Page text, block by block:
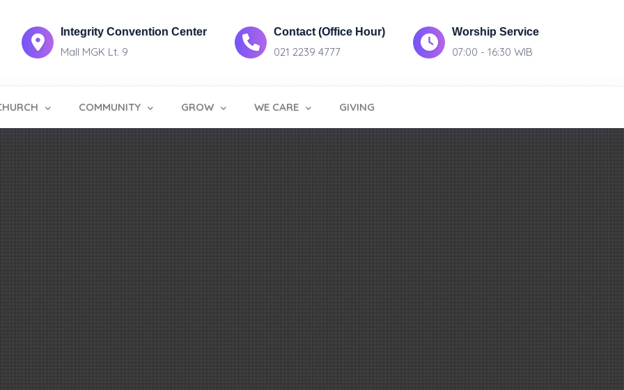
Integrity Convention Center
Mall MGK Lt. 9
Contact (Office Hour)
021 2239 4777
Worship Service
07:00 - 16:30 WIB
COMMUNITY GROW WE CARE GIVING